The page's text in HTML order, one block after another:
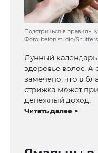
Подстричься в
Фото: beton studio/
Лунный календарь
здоровье волос. А
замечено, что в
стрижка может
денежный доход.
Читать далее >